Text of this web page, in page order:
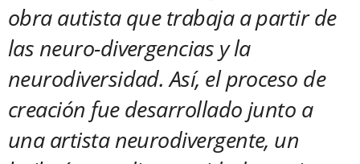
obra autista que trabaja a partir de
las neuro-divergencias y la
neurodiversidad. Así, el proceso de
creación fue desarrollado junto a
una artista neurodivergente, un